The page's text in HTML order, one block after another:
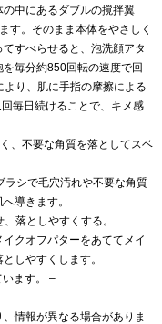
中にあるダブルの撹拌翼
す。そのまま本体をやさしく
すべらせると、泡洗顔アタ
毎分約850回転の速度で回
り、肌に手指の摩擦による
毎日続けることで、キメ感
、不要な角質を落としてスベ
ラシで毛穴汚れや不要な角質
導きます。
落としやすくする。
クオフパターをあててメイ
しやすくします。
ます。 –
情報が異なる場合がありま